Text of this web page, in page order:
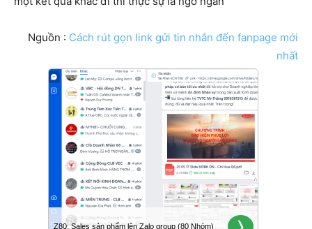
Nguồn : Cách rút gọn link gửi tin nhắn đến fanpage mới
nhất